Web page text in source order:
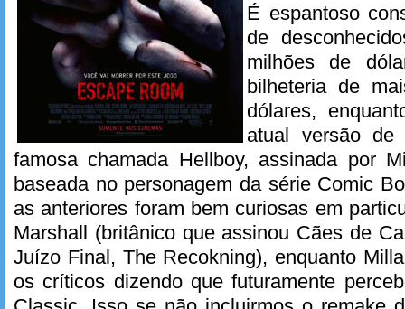
É espantoso
de
milhões de
bilheteria de
dólares,
atual versão
famosa chamada Hellboy, assinada por
baseada no personagem da série Comic
as anteriores foram bem curiosas em
Marshall (britânico que assinou Cães de
Juízo Final, The Recokning), enquanto
os críticos dizendo que futuramente